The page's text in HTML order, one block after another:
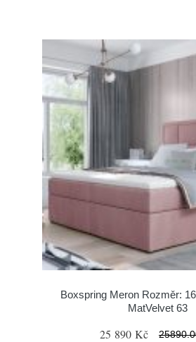
Boxspring Meron Rozměr:
MatVelvet 63
25 890 Kč